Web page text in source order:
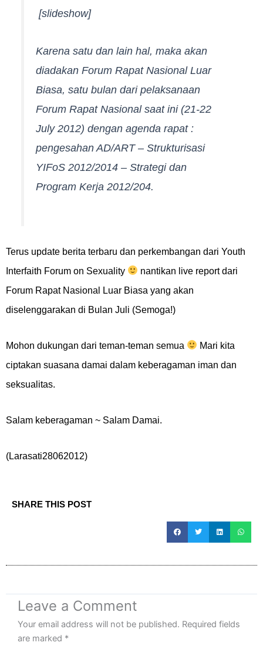
[slideshow]
Karena satu dan lain hal, maka akan
diadakan Forum Rapat Nasional Luar
Biasa, satu bulan dari pelaksanaan
Forum Rapat Nasional saat ini (21-22
July 2012) dengan agenda rapat :
pengesahan AD/ART – Strukturisasi
YIFoS 2012/2014 – Strategi dan
Program Kerja 2012/204.
Terus update berita terbaru dan perkembangan dari Youth
Interfaith Forum on Sexuality
nantikan live report dari
Forum Rapat Nasional Luar Biasa yang akan
diselenggarakan di Bulan Juli (Semoga!)
Mohon dukungan dari teman-teman semua
Mari kita
ciptakan suasana damai dalam keberagaman iman dan
seksualitas.
Salam keberagaman ~ Salam Damai.
(Larasati28062012)
SHARE THIS POST
Leave a Comment
Your email address will not be published. Required fields
are marked *